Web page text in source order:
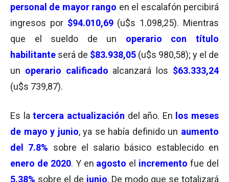
personal de mayor rango en el escalafón percibirá
ingresos por $94.010,69(u$s 1.098,25). Mientras
que el sueldo de un operario con título
habilitante será de $83.938,05 (u$s 980,58); y el de
un operario calificado alcanzará los $63.333,24
(u$s 739,87).
Es latercera actualización del año. En los meses
de mayo y junio, ya se había definido un aumento
del 7.8% sobre el salario básico establecido en
enero de 2020. Y en agosto el incrementofue del
5.38% sobre el de junio. De modo que se totalizará